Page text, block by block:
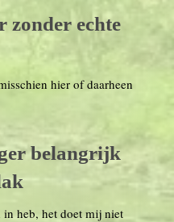
zonder echte
hier of daarheen
belangrijk
heb, het doet mij niet